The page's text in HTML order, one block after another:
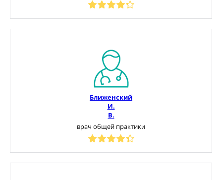
Ближенский
И.
В.
врач общей практики